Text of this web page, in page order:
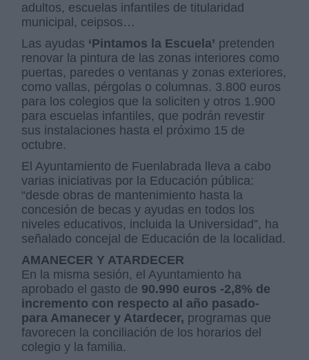
adultos, escuelas infantiles de titularidad
municipal, ceipsos…
Las ayudas ‘Pintamos la Escuela’ pretenden
renovar la pintura de las zonas interiores como
puertas, paredes o ventanas y zonas exteriores,
como vallas, pérgolas o columnas. 3.800 euros
para los colegios que la soliciten y otros 1.900
para escuelas infantiles, que podrán revestir
sus instalaciones hasta el próximo 15 de
octubre.
El Ayuntamiento de Fuenlabrada lleva a cabo
varias iniciativas por la Educación pública:
“desde obras de mantenimiento hasta la
concesión de becas y ayudas en todos los
niveles educativos, incluida la Universidad”, ha
señalado concejal de Educación de la localidad.
AMANECER Y ATARDECER
En la misma sesión, el Ayuntamiento ha
aprobado el gasto de 90.990 euros -2,8% de
incremento con respecto al año pasado-
para Amanecer y Atardecer, programas que
favorecen la conciliación de los horarios del
colegio y la familia.